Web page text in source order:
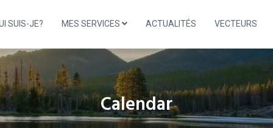
SUIS-JE? MES SERVICES ACTUALITÉS VECTEURS
Calendar